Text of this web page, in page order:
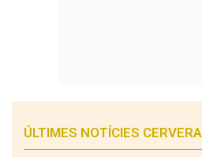
ÚLTIMES NOTÍCIES CERVERA